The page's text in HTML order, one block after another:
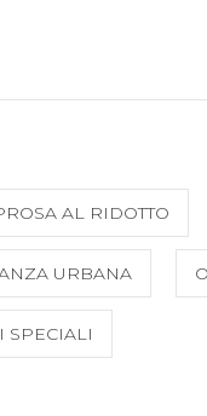
AL RIDOTTO
URBANA
SPECIALI